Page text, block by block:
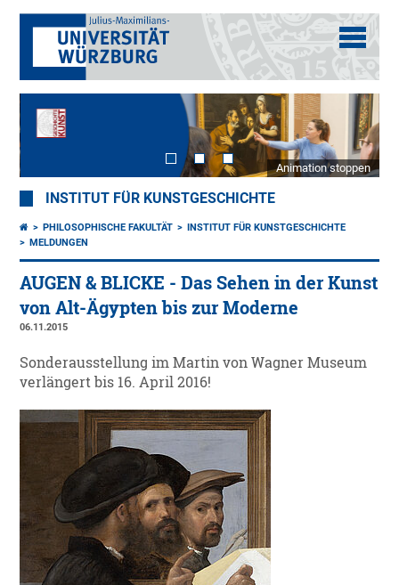
Animation stoppen
INSTITUT FÜR KUNSTGESCHICHTE
PHILOSOPHISCHE FAKULTÄT
INSTITUT FÜR KUNSTGESCHICHTE
MELDUNGEN
AUGEN & BLICKE - Das Sehen in der Kunst
von Alt-Ägypten bis zur Moderne
06.11.2015
Sonderausstellung im Martin von Wagner Museum
verlängert bis 16. April 2016!